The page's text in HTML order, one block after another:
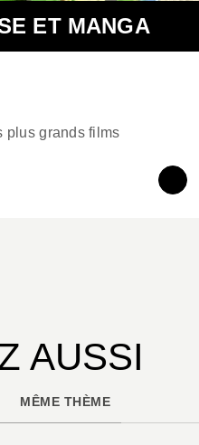
ET MANGA
plus grands films
AUSSI
MÊME THÈME